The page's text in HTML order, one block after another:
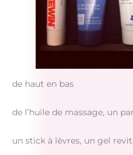
de haut en bas
de l’huile de massage, un
un stick à lèvres, un gel